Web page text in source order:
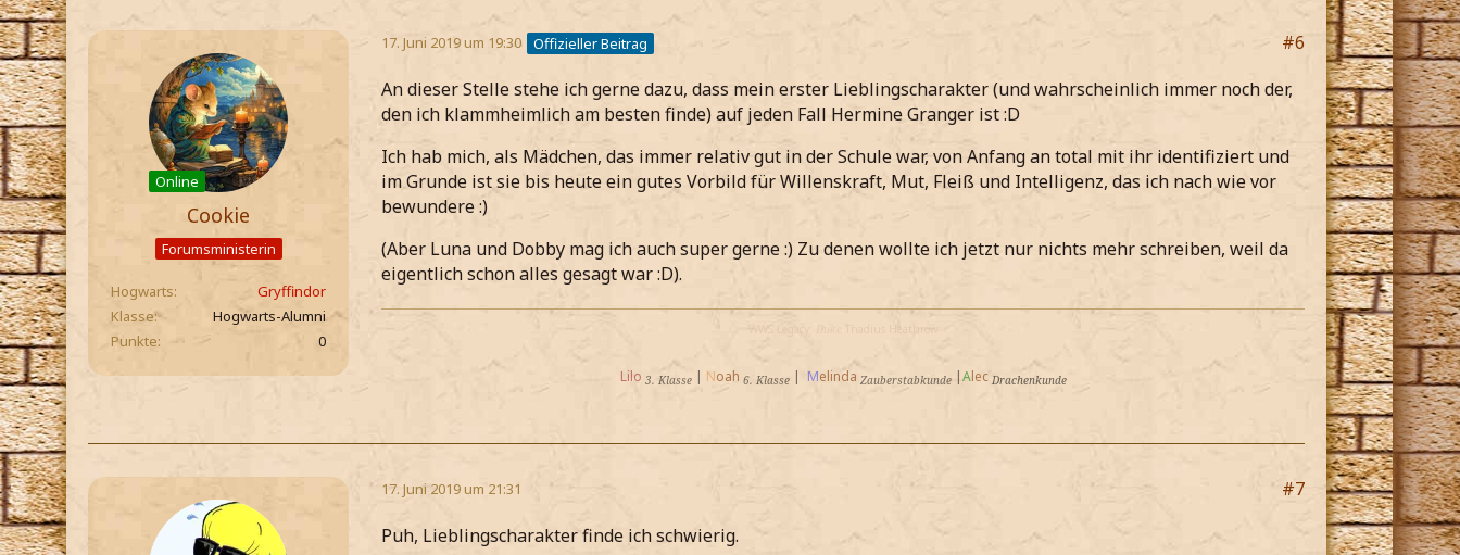
Online
Cookie
Forumsministerin
Hogwarts
Gryffindor
Klasse
Hogwarts-Alumni
Punkte
0
17. Juni 2019 um 19:30 Offizieller Beitrag
#6
An dieser Stelle stehe ich gerne dazu, dass mein erster Lieblingscharakter (und wahrscheinlich immer noch der,
den ich klammheimlich am besten finde) auf jeden Fall Hermine Granger ist :D
Ich hab mich, als Mädchen, das immer relativ gut in der Schule war, von Anfang an total mit ihr identifiziert und
im Grunde ist sie bis heute ein gutes Vorbild für Willenskraft, Mut, Fleiß und Intelligenz, das ich nach wie vor
bewundere :)
(Aber Luna und Dobby mag ich auch super gerne :) Zu denen wollte ich jetzt nur nichts mehr schreiben, weil da
eigentlich schon alles gesagt war :D).
WWS Legacy:
Lilo 3. Klasse| Noah 6. Klasse| Melinda Zauberstabkunde|Alec Drachenkunde
17. Juni 2019 um 21:31
#7
Puh, Lieblingscharakter finde ich schwierig.